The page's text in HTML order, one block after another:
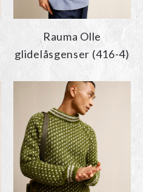
Rauma Olle
glidelåsgenser (416-4)